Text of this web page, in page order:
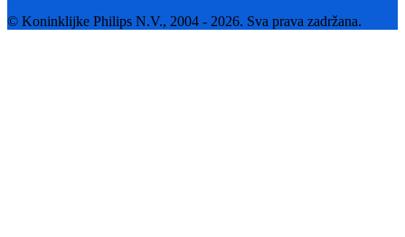
© Koninklijke Philips N.V., 2004 - 2026. Sva prava zadržana.